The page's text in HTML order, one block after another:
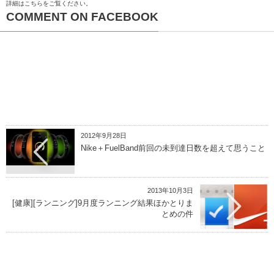
詳細はこちらをご覧ください。
COMMENT ON FACEBOOK
2012年9月28日
Nike＋FuelBand前回の未到達日数を超えて思うこと
2013年10月3日
[健康][ランニング]9月度ランニング結果ほかとりま
とめの件